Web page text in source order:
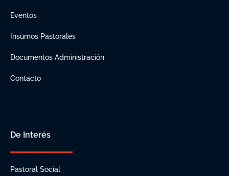
Eventos
Insumos Pastorales
Documentos Administración
Contacto
De Interés
Pastoral Social